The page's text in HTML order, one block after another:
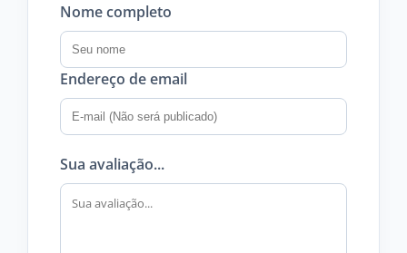
Nome completo
Endereço de email
Sua avaliação...